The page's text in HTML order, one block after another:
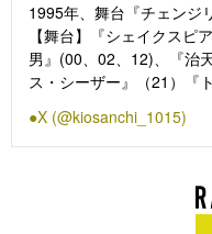
1995年、舞台『チェンジ
【舞台】『シェイクスピ
男』(00、02、12)、『治
ス・シーザー』（21）『
(24）、『燃える花嫁』
X (@kiosanchi_1015)